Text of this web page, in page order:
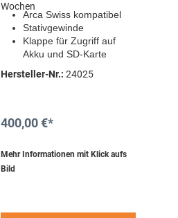
Wochen
Arca Swiss kompatibel
Stativgewinde
Klappe für Zugriff auf
Akku und SD-Karte
Loch für USB-Anschluss
Hersteller-Nr.: 24025
400,00 €*
Mehr Informationen mit Klick aufs
Bild